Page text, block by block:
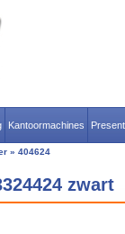
Kantoormachines
» 404624
zwart